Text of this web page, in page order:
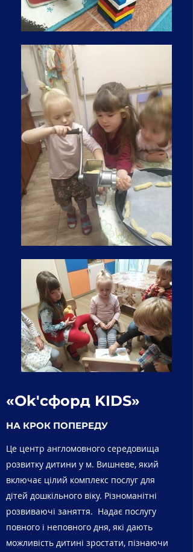
«Ok'сфорд KIDS»
НА КРОК ПОПЕРЕДУ
Це центр англомовного середовища
розвитку дитини у м. Вишневе, який
включає цілий комплекс послуг для
дітей дошкільного віку. Різноманітні
розвиваючі заняття. Надає послугу
повного і неповного дня, які дають
можливість дитині зростати, пізнаючи